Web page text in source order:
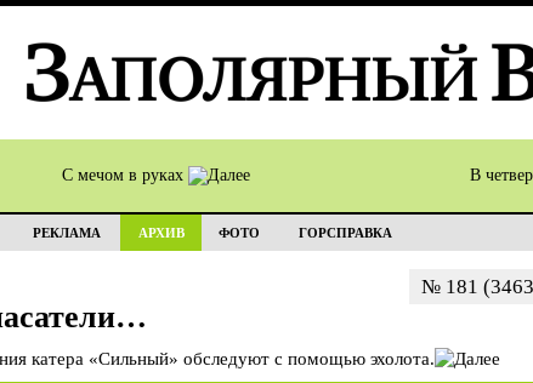
С мечом в руках В
РЕКЛАМА АРХИВ ФОТО ГОРСПРАВКА
№ 181
катера «Сильный» обследуют с помощью эхолота.